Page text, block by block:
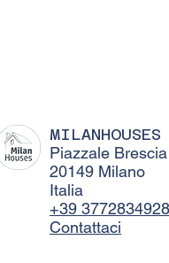
MILANHOUSES
Piazzale
20149 Milano
Italia
+39 3772834928
Contattaci